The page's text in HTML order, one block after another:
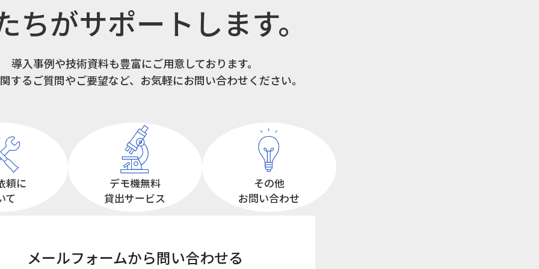
ちがサポートします。
導入事例や技術資料も豊富にご用意しております。
するご質問やご要望など、お気軽にお問い合わせください。
頼に
て
デモ機無料
貸出サービス
その他
お問い合わせ
メールフォームから問い合わせる